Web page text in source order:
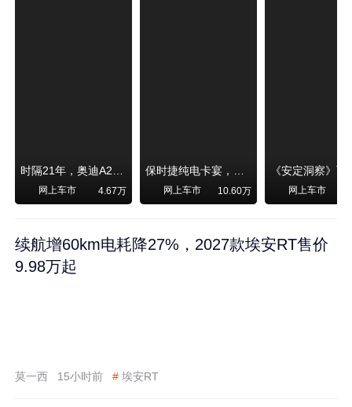
时隔21年，奥迪A2强势归来！
网上车市 4.67万
保时捷纯电卡宴，跑赛道！比超级跑车性能还强，动力、刹车竟然没有热衰减
网上车市 10.60万 网上车市
续航增60km电耗降27%，2027款埃安RT售价
9.98万起
莫一西 15小时前 # 埃安RT